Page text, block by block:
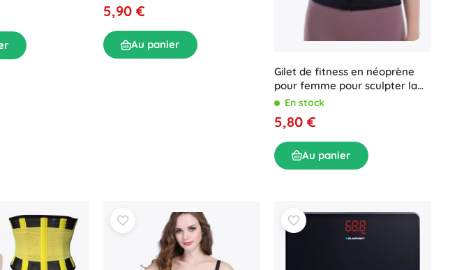
5,90 €
Au panier
Gilet de fitness en néoprène
pour femme pour sculpter la
silhouette, taille M, noir
En stock
5,80 €
Au panier